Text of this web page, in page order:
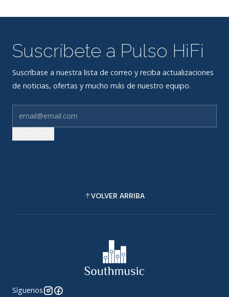
Suscríbete a Pulso HiFi
Suscríbase a nuestra lista de correo y reciba actualizaciones
de noticias, ofertas y mucho más de nuestro equipo.
VOLVER ARRIBA
Síguenos